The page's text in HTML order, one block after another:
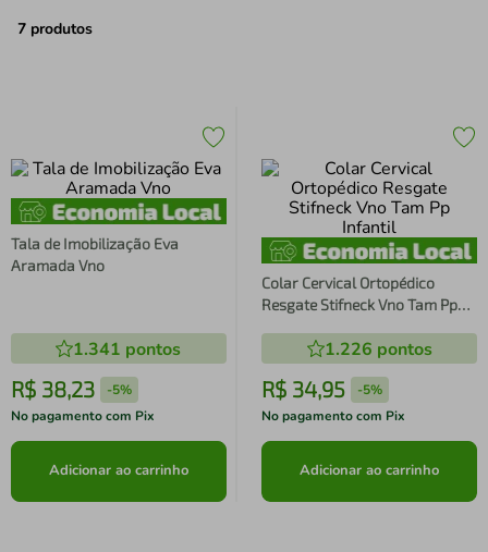
7 produtos
Tala de Imobilização Eva
Aramada Vno
1.341 pontos
R$ 38,23 -5%
No pagamento com Pix
Adicionar ao carrinho
Colar Cervical Ortopédico
Resgate Stifneck Vno Tam Pp
1.226 pontos
R$ 34,95 -5%
No pagamento com Pix
Adicionar ao carrinho
4º air fryer